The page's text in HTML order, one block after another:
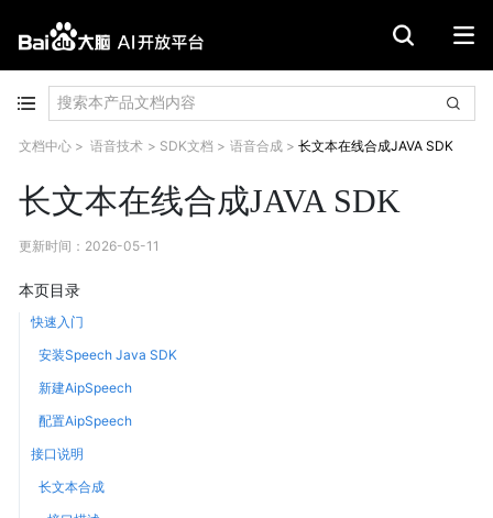
文档中心 > 语音技术 > SDK文档 > 语音合成 > 长文本在线合成JAVA SDK
长文本在线合成JAVA SDK
更新时间 ： 2026-05-11
本页目录
快速入门
安装Speech Java SDK
新建AipSpeech
配置AipSpeech
接口说明
长文本合成